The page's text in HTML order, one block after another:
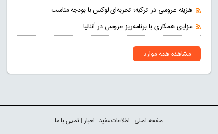
هزینه عروسی در ترکیه؛ تجربه‌ای لوکس با بودجه مناسب
مزایای همکاری با برنامه‌ریز عروسی در آنتالیا
مشاهده همه موارد
صفحه اصلی | اطلاعات مفید| اخبار|تماس با ما